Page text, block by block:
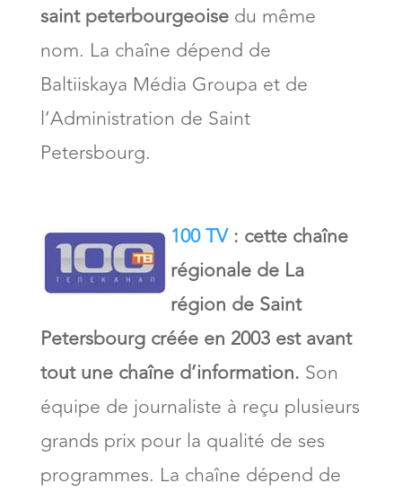
saint peterbourgeoisedu même
nom. La chaîne dépend de
Baltiiskaya Média Groupa et de
l’Administration de Saint
Petersbourg.
100 TV: cette chaîne
régionale de La
région de Saint
Petersbourg créée en 2003 est avant
tout une chaîne d’information. Son
équipe de journaliste à reçu plusieurs
grands prix pour la qualité de ses
programmes. La chaîne dépend de